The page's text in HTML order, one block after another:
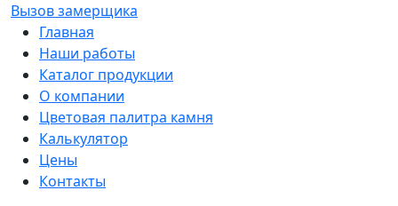
Вызов замерщика
Главная
Наши работы
Каталог продукции
О компании
Цветовая палитра камня
Калькулятор
Цены
Контакты